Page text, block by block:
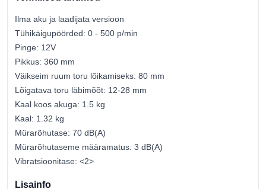
84672920
Ilma aku ja laadijata versioon
Tühikäigupöörded: 0 - 500 p/min
Pinge: 12V
Pikkus: 360 mm
Väikseim ruum toru lõikamiseks: 80 mm
Lõigatava toru läbimõõt: 12-28 mm
Kaal koos akuga: 1.5 kg
Kaal: 1.32 kg
Mürarõhutase: 70 dB(A)
Mürarõhutaseme määramatus: 3 dB(A)
Vibratsioonitase: <2>
Lisainfo